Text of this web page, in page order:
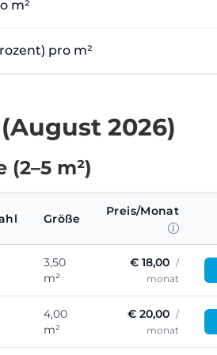
m²
pro m²
2026)
m²)
Größe
Preis/Monat
3,50
m²
€ 18,00 /
monat
4,00
m²
€ 20,00 /
monat